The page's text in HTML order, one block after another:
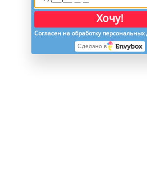
Хочу!
Согласен на обработку
Сделано в